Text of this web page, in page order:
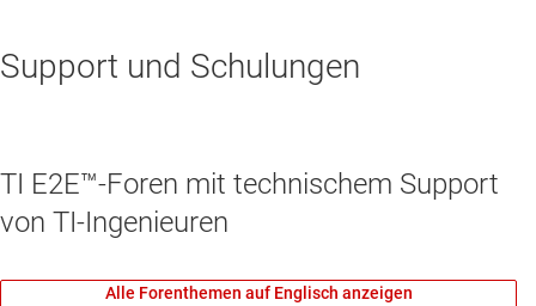
Support und Schulungen
TI E2E™-Foren mit technischem Support
von TI-Ingenieuren
Alle Forenthemen auf Englisch anzeigen